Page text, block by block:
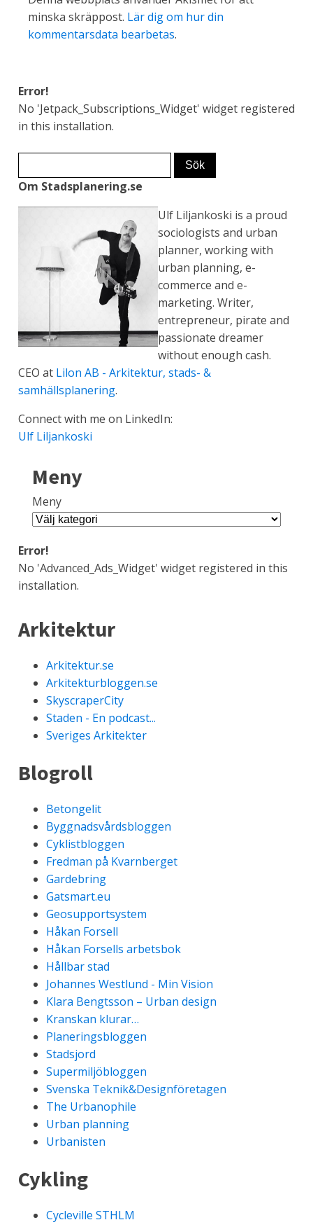
minska skräppost. Lär dig om hur din
kommentarsdata bearbetas.
Error!
No 'Jetpack_Subscriptions_Widget' widget registered
in this installation.
Om Stadsplanering.se
Ulf Liljankoski is a proud
sociologists and urban
planner, working with
urban planning, e-
commerce and e-
marketing. Writer,
entrepreneur, pirate and
passionate dreamer
without enough cash.
CEO at Lilon AB - Arkitektur, stads- &
samhällsplanering.
Connect with me on LinkedIn:
Ulf Liljankoski
Meny
Meny
Error!
No 'Advanced_Ads_Widget' widget registered in this
installation.
Arkitektur
Arkitektur.se
Arkitekturbloggen.se
SkyscraperCity
Staden - En podcast...
Sveriges Arkitekter
Blogroll
Betongelit
Byggnadsvårdsbloggen
Cyklistbloggen
Fredman på Kvarnberget
Gardebring
Gatsmart.eu
Geosupportsystem
Håkan Forsell
Håkan Forsells arbetsbok
Hållbar stad
Johannes Westlund - Min Vision
Klara Bengtsson – Urban design
Kranskan klurar…
Planeringsbloggen
Stadsjord
Supermiljöbloggen
Svenska Teknik&Designföretagen
The Urbanophile
Urban planning
Urbanisten
Cykling
Cycleville STHLM